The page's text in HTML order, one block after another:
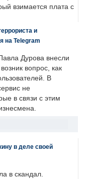
взимается плата с
и
на Telegram
Дурова внесли
вопрос, как
В
не
в связи с этим
в деле своей
в скандал.